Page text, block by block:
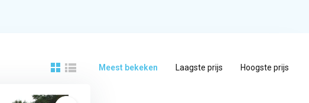
Meest bekeken Laagste prijs Hoogste prijs